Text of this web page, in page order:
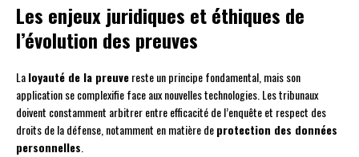
Les enjeux juridiques et éthiques de
l’évolution des preuves
Laloyauté de la preuvereste un principe fondamental, mais son
application se complexifie face aux nouvelles technologies. Les tribunaux
doivent constamment arbitrer entre efficacité de l’enquête et respect des
droits de la défense, notamment en matière deprotection des données
personnelles.